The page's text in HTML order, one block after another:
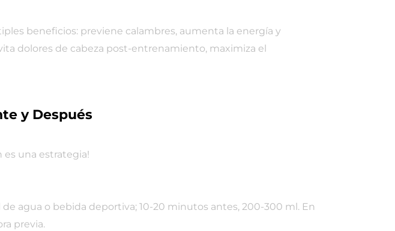
beneficios: previene calambres, aumenta la energía y
dolores de cabeza post-entrenamiento, maximiza el
y Después
es una estrategia!
agua o bebida deportiva; 10-20 minutos antes, 200-300 ml. En
previa.